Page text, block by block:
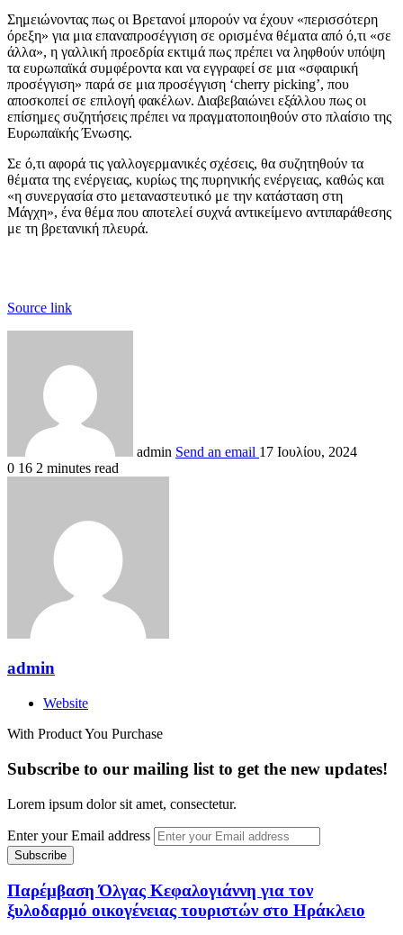
Σημειώνοντας πως οι Βρετανοί μπορούν να έχουν «περισσότερη
όρεξη» για μια επαναπροσέγγιση σε ορισμένα θέματα από ό,τι «σε
άλλα», η γαλλική προεδρία εκτιμά πως πρέπει να ληφθούν υπόψη
τα ευρωπαϊκά συμφέροντα και να εγγραφεί σε μια «σφαιρική
προσέγγιση» παρά σε μια προσέγγιση ‘cherry picking’, που
αποσκοπεί σε επιλογή φακέλων. Διαβεβαιώνει εξάλλου πως οι
επίσημες συζητήσεις πρέπει να πραγματοποιηθούν στο πλαίσιο της
Ευρωπαϊκής Ένωσης.
Σε ό,τι αφορά τις γαλλογερμανικές σχέσεις, θα συζητηθούν τα
θέματα της ενέργειας, κυρίως της πυρηνικής ενέργειας, καθώς και
«η συνεργασία στο μεταναστευτικό με την κατάσταση στη
Μάγχη», ένα θέμα που αποτελεί συχνά αντικείμενο αντιπαράθεσης
με τη βρετανική πλευρά.
Source link
admin Send an email 17 Ιουλίου, 2024
0 16 2 minutes read
admin
Website
With Product You Purchase
Subscribe to our mailing list to get the new updates!
Lorem ipsum dolor sit amet, consectetur.
Enter your Email address
Παρέμβαση Όλγας Κεφαλογιάννη για τον
ξυλοδαρμό οικογένειας τουριστών στο Ηράκλειο